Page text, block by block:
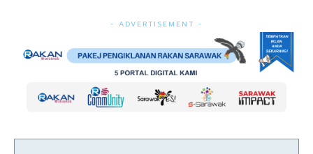
- ADVERTISEMENT -